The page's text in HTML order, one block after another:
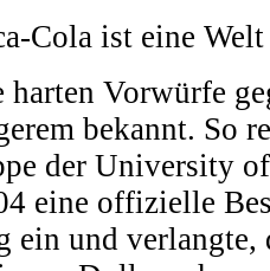
Cola ist eine
Vorwürfe
bekannt. So
der University
eine offizielle
ein und verlangte,